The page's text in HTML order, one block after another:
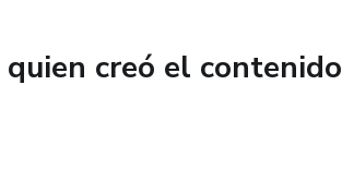
creó el contenido